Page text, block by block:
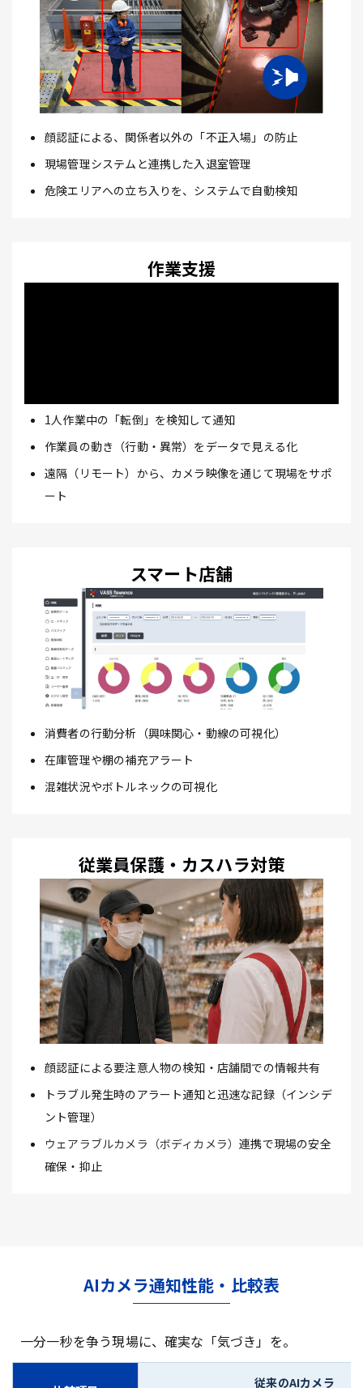
顔認証による、関係者以外の「不正入場」の防止
現場管理システムと連携した入退室管理
危険エリアへの立ち入りを、システムで自動検知
作業支援
1人作業中の「転倒」を検知して通知
作業員の動き（行動・異常）をデータで見える化
遠隔（リモート）から、カメラ映像を通じて現場をサポ
ート
スマート店舗
消費者の行動分析（興味関心・動線の可視化）
在庫管理や棚の補充アラート
混雑状況やボトルネックの可視化
従業員保護・カスハラ対策
顔認証による要注意人物の検知・店舗間での情報共有
トラブル発生時のアラート通知と迅速な記録（インシデ
ント管理）
ウェアラブルカメラ（ボディカメラ）連携で現場の安全
確保・抑止
AIカメラ通知性能・比較表
一分一秒を争う現場に、確実な「気づき」を。
従来のAIカメラ